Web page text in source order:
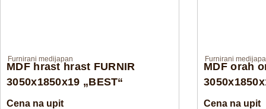
Furnirani medijapan
MDF hrast hrast FURNIR
3050x1850x19 „BEST“
Cena na upit
Furnirani
MDF orah
Cena na upit